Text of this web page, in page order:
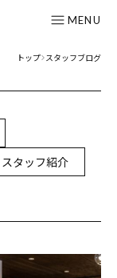
MENU
トップ
>
スタッフブログ
スタッフ紹介